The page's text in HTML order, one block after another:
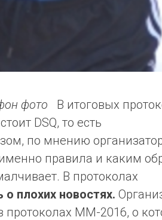
фото В итоговых
DSQ, то есть
по мнению
правила и каким
В протоколах
о плохих новостях.
протоколах ММ-2016, о